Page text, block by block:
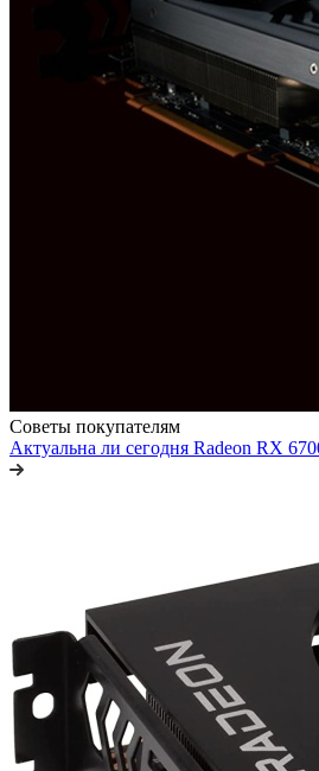
Советы покупателям
Актуальна ли сегодня Radeon RX